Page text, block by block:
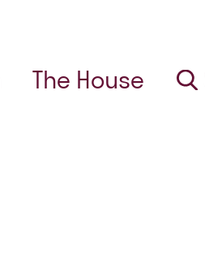
The House